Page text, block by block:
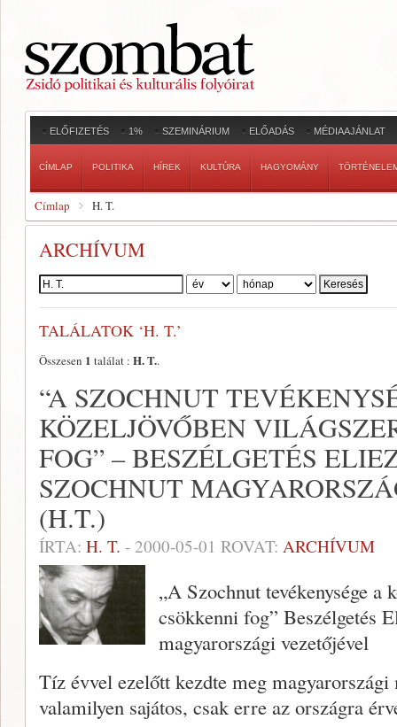
ELŐFIZETÉS 1% SZEMINÁRIUM ELŐADÁS MÉDIAAJÁNLAT
CÍMLAP POLITIKA HÍREK KULTÚRA HAGYOMÁNY
Címlap H. T.
ARCHÍVUM
Szerző:
TALÁLATOK ‘H. T.’
Összesen 1 találat : H. T..
“A SZOCHNUT
KÖZELJÖVŐBEN
FOG” – BESZÉLGETÉS
SZOCHNUT
(H.T.)
ÍRTA: H. T. - 2000-05-01 ROVAT: ARCHÍVUM
„A Szochnut tevékenysége a
csökkenni fog” Beszélgetés
magyarországi vezetőjével
Tíz évvel ezelőtt kezdte meg
valamilyen sajátos, csak erre az országra